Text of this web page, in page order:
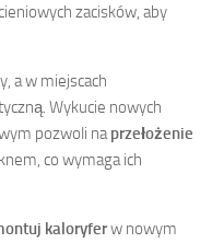
zacisków, aby
a w miejscach
Wykucie nowych
pozwoli na przełożenie
co wymaga ich
kaloryferw nowym